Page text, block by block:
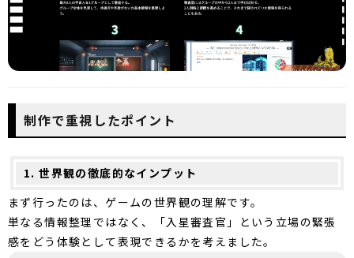
制作で重視したポイント
1. 世界観の徹底的なインプット
まず行ったのは、ゲームの世界観の理解です。
単なる情報整理ではなく、「入星審査官」という立場の緊張
感をどう体験として表現できるかを考えました。